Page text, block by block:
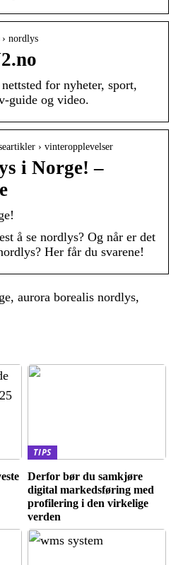
nordlys
for nyheter, sport,
guide og video.
› vinteropplevelser
i Norge! –
å se nordlys? Og når er det
Her får du svarene!
aurora borealis nordlys,
TIPS
Derfor bør du samkjøre
digital markedsføring med
profilering i den virkelige
verden